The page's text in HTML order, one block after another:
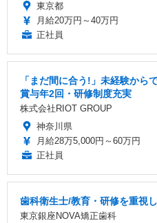
東京都
月給20万円～40万円
正社員
「まだ間に合う!」未経験から
賞与年2回・研修制度充実
株式会社RIOT GROUP
神奈川県
月給28万5,000円～60万円
正社員
歯科衛生士/教育・研修を重視
東京銀座NOVA矯正歯科